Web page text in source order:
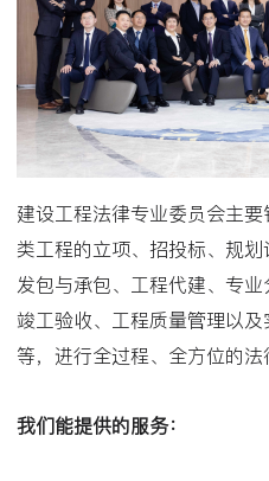
建设工程法律专业委员会主
类工程的立项、招投标、规划
发包与承包、工程代建、专业
竣工验收、工程质量管理以
等，进行全过程、全方位的法
我们能提供的服务：